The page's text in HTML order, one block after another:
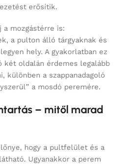
erősítik.
a mozgástérre is:
a pulton álló tárgyaknak és
hely. A gyakorlatban ez
két oldalán érdemes legalább
különben a szappanadagoló
a mosdó peremére.
– mitől marad
hogy a pultfelület és a
Ugyanakkor a perem